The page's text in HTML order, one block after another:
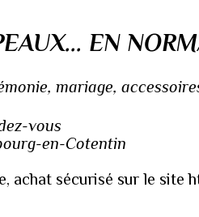
EN
mariage,
vous
en-Cotentin
achat sécurisé sur le site